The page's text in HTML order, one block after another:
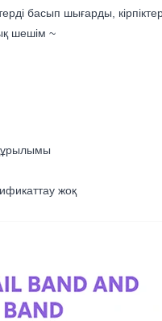
басып шығарды,
шешім ~
жоқ